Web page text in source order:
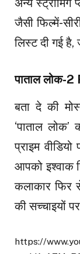
अन्य स्ट्रीमिंग
जैसी फिल्में-
लिस्ट दी गई
पाताल लोक-
बता दे की
‘पाताल
प्राइम
आपको इश्वाक
कलाकार फिर
की सच्चाइयों
https://